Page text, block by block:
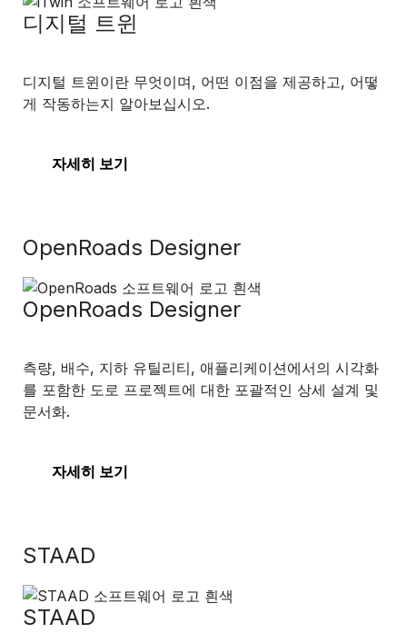
디지털 트윈
디지털 트윈이란 무엇이며, 어떤 이점을 제공하고, 어떻
게 작동하는지 알아보십시오.
자세히 보기
OpenRoads Designer
OpenRoads Designer
측량, 배수, 지하 유틸리티, 애플리케이션에서의 시각화
를 포함한 도로 프로젝트에 대한 포괄적인 상세 설계 및
문서화.
자세히 보기
STAAD
STAAD